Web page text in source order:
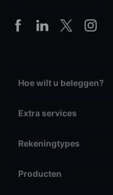
Hoe wilt u beleggen?
Extra services
Rekeningtypes
Producten